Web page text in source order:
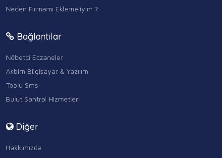
Neden Firmamı Eklemeliyim ?
Bağlantılar
Nöbetçi Eczaneler
Akbim Bilgisayar & Yazılım
Toplu Sms
Bulut Santral Hizmetleri
Diğer
Hakkımızda